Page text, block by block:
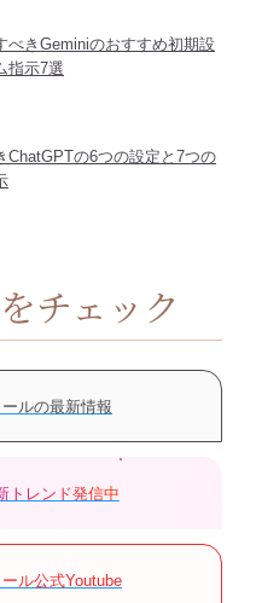
べきGeminiのおすすめ初期設
指示7選
ChatGPTの6つの設定と7つの
チェック
ルの最新情報
トレンド発信中
ル公式Youtube